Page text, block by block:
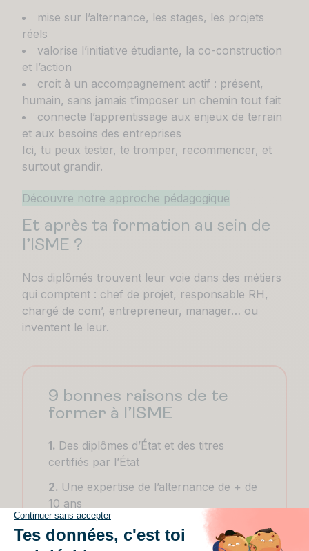
mise sur l’alternance, les stages, les projets
réels
valorise l’initiative étudiante, la co-construction
et l’action
croit à un accompagnement actif : présent,
humain, sans jamais t’imposer un chemin tout fait
connecte l’apprentissage aux enjeux de terrain
et aux besoins des entreprises
Ici, tu peux tester, te tromper, recommencer, et
surtout grandir.
Découvre notre approche pédagogique
Et après ta formation au sein de
l’ISME ?
Nos diplômés trouvent leur voie dans des métiers
qui comptent : chef de projet, responsable RH,
chargé de com’, entrepreneur, manager… ou
inventent le leur.
9 bonnes raisons de te
former à l’ISME
1. Des diplômes d’État et des titres
certifiés par l’État
2. Une expertise de l’alternance de + de
10 ans
3.
Une école à l’écoute des besoins des
entreprises